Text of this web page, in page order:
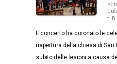
- in
Il concerto ha coronato le
riapertura della chiesa di San
subito delle lesioni a causa